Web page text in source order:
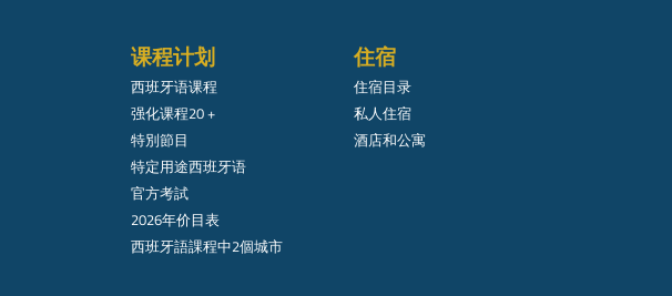
课程计划
西班牙语课程
强化课程20 +
特別節目
特定用途西班牙语
官方考試
2026年价目表
西班牙語課程中2個城市
住宿
住宿目录
私人住宿
酒店和公寓